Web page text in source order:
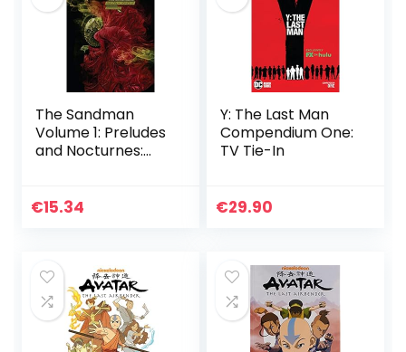
The Sandman
Volume 1: Preludes
and Nocturnes:
€15.34
Y: The Last Man
Compendium One:
TV Tie-In
€29.90